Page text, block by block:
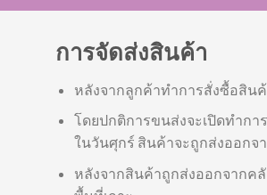
การจัดส่งสินค้า
หลังจากลูกค้าทำการสั่งซื้อสินค้
โดยปกติการขนส่งจะเปิดทำก
ในวันศุกร์ สินค้าจะถูกส่งออกจ
หลังจากสินค้าถูกส่งออกจากค